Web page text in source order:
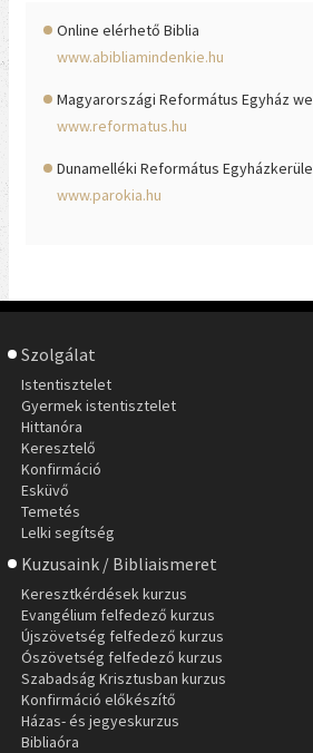
Online elérhető Biblia
www.abibliamindenkie.hu
Magyarországi Református Egyház
www.reformatus.hu
Dunamelléki Református
www.parokia.hu
Szolgálat
Istentisztelet
Gyermek istentisztelet
Hittanóra
Keresztelő
Konfirmáció
Esküvő
Temetés
Lelki segítség
Kuzusaink / Bibliaismeret
Keresztkérdések kurzus
Evangélium felfedező kurzus
Újszövetség felfedező kurzus
Ószövetség felfedező kurzus
Szabadság Krisztusban kurzus
Konfirmáció előkészítő
Házas- és jegyeskurzus
Bibliaóra